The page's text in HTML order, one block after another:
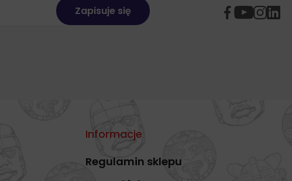
Informacje
Regulamin sklepu